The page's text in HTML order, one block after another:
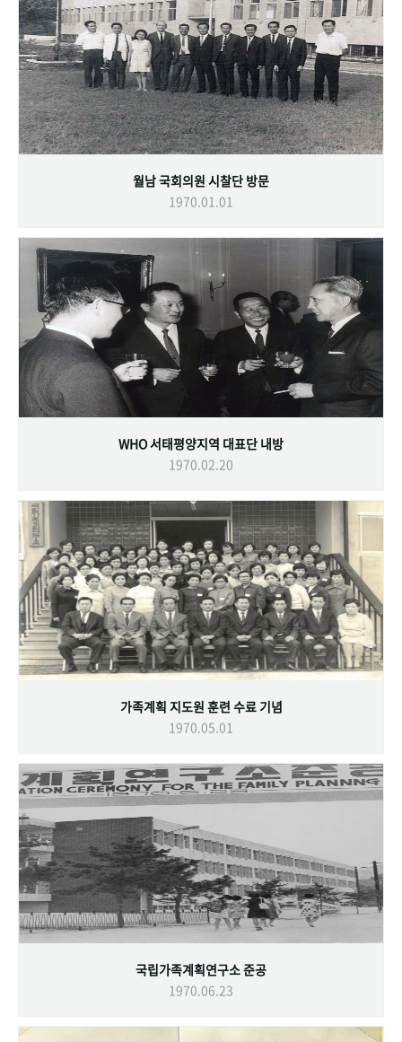
월남 국회의원 시찰단 방문
1970.01.01
WHO 서태평양지역 대표단 내방
1970.02.20
가족계획 지도원 훈련 수료 기념
1970.05.01
국립가족계획연구소 준공
1970.06.23